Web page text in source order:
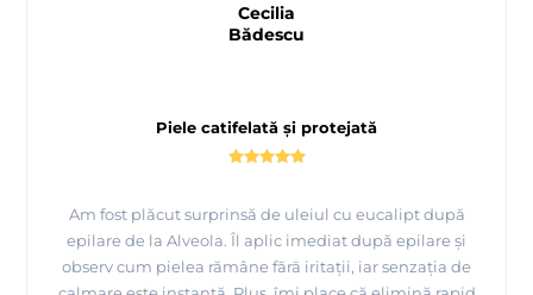
Piele catifelată și protejată
Am fost plăcut surprinsă de uleiul cu eucalipt după
epilare de la Alveola. Îl aplic imediat după epilare și
observ cum pielea rămâne fără iritații, iar senzația de
Cecilia
Bădescu